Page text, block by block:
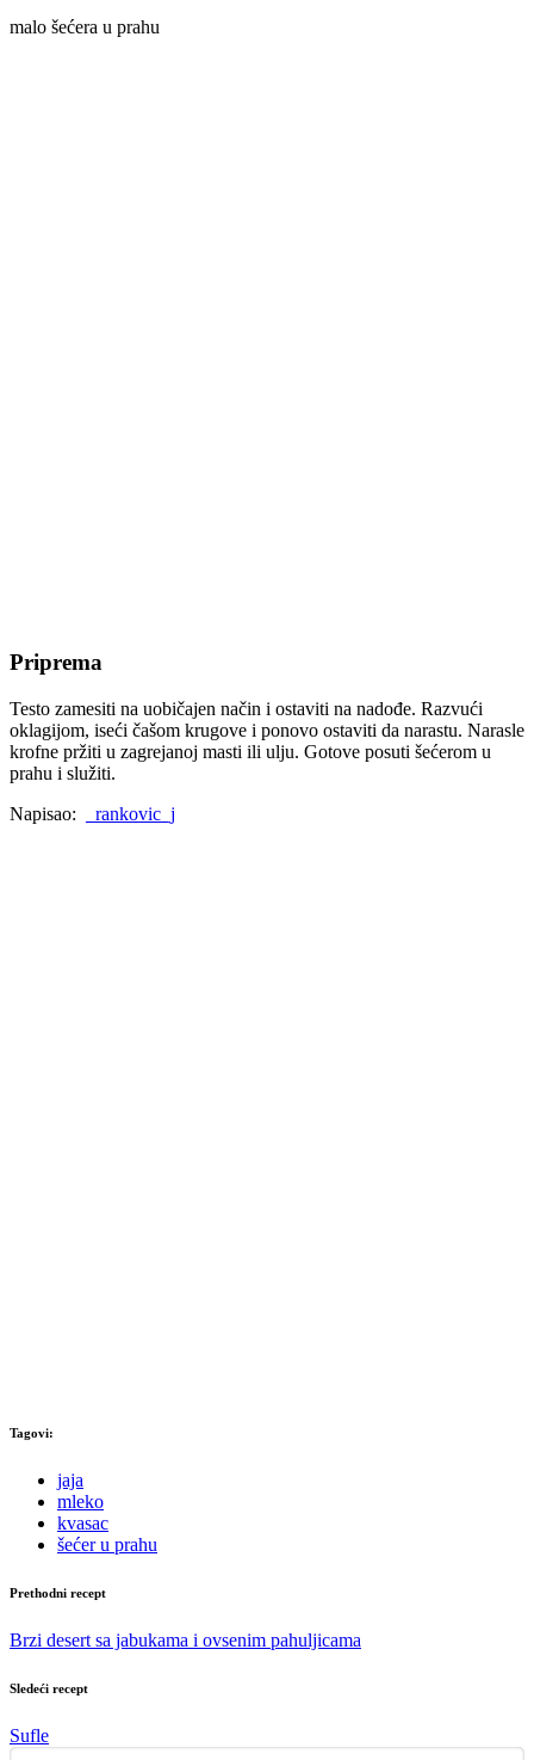
malo šećera u prahu
Priprema
Testo zamesiti na uobičajen način i ostaviti na nadođe. Razvući
oklagijom, iseći čašom krugove i ponovo ostaviti da narastu. Narasle
krofne pržiti u zagrejanoj masti ili ulju. Gotove posuti šećerom u
prahu i služiti.
Napisao:
_rankovic_j
Tagovi:
jaja
mleko
kvasac
šećer u prahu
Prethodni recept
Brzi desert sa jabukama i ovsenim pahuljicama
Sledeći recept
Sufle